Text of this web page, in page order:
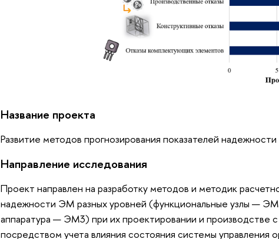
Название проекта
Развитие методов прогнозирования показателей
Направление исследования
Проект направлен на разработку методов и методик
надежности ЭМ разных уровней (функциональные узлы —
аппаратура — ЭМ3) при их проектировании и производстве
посредством учета влияния состояния системы управления